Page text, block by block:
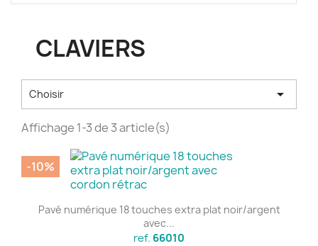
CLAVIERS
Choisir 
Affichage 1-3 de 3 article(s)
Pavé numérique 18 touches extra plat noir/argent
avec...
ref. 66010
-10%